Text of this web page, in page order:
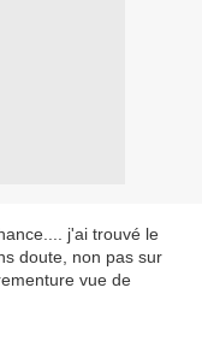
j'ai trouvé le
doute, non pas sur
vue de